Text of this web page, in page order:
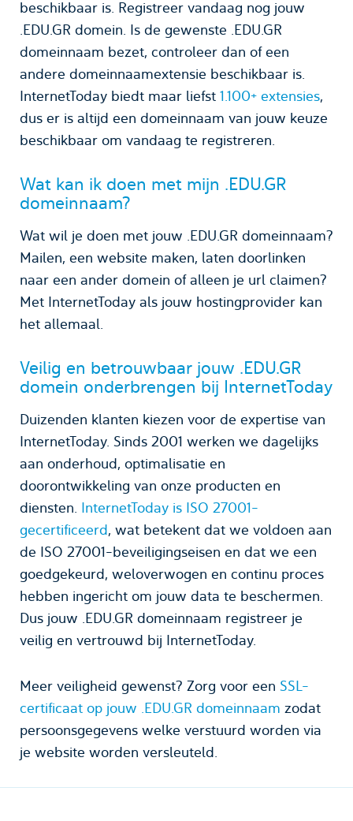
beschikbaar is. Registreer vandaag nog jouw
.EDU.GR domein. Is de gewenste .EDU.GR
domeinnaam bezet, controleer dan of een
andere domeinnaamextensie beschikbaar is.
InternetToday biedt maar liefst 1.100+ extensies,
dus er is altijd een domeinnaam van jouw keuze
beschikbaar om vandaag te registreren.
Wat kan ik doen met mijn .EDU.GR
domeinnaam?
Wat wil je doen met jouw .EDU.GR domeinnaam?
Mailen, een website maken, laten doorlinken
naar een ander domein of alleen je url claimen?
Met InternetToday als jouw hostingprovider kan
het allemaal.
Veilig en betrouwbaar jouw .EDU.GR
domein onderbrengen bij InternetToday
Duizenden klanten kiezen voor de expertise van
InternetToday. Sinds 2001 werken we dagelijks
aan onderhoud, optimalisatie en
doorontwikkeling van onze producten en
diensten. InternetToday is ISO 27001-
gecertificeerd, wat betekent dat we voldoen aan
de ISO 27001-beveiligingseisen en dat we een
goedgekeurd, weloverwogen en continu proces
hebben ingericht om jouw data te beschermen.
Dus jouw .EDU.GR domeinnaam registreer je
veilig en vertrouwd bij InternetToday.
Meer veiligheid gewenst? Zorg voor een SSL-
certificaat op jouw .EDU.GR domeinnaam zodat
persoonsgegevens welke verstuurd worden via
je website worden versleuteld.